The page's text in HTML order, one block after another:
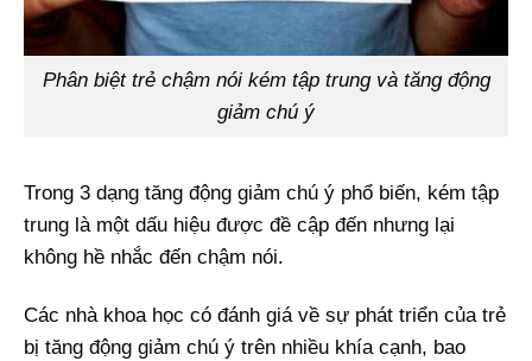
Phân biệt trẻ chậm nói kém tập trung và tăng động
giảm chú ý
Trong 3 dạng tăng động giảm chú ý phổ biến, kém tập
trung là một dấu hiệu được đề cập đến nhưng lại
không hề nhắc đến chậm nói.
Các nhà khoa học có đánh giá về sự phát triển của trẻ
bị tăng động giảm chú ý trên nhiều khía cạnh, bao